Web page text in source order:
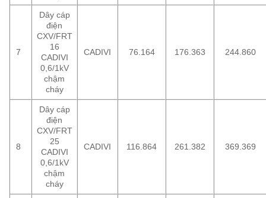
7
Dây cáp
điện
CXV/FRT
16
CADIVI
0,6/1kV
chậm
cháy
CADIVI 76.164 176.363 244.860
8
Dây cáp
điện
CXV/FRT
25
CADIVI
0,6/1kV
chậm
cháy
CADIVI 116.864 261.382 369.369